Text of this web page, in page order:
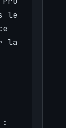
le
la
: